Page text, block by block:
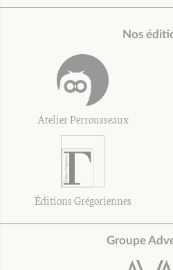
Nos
Atelier Perrousseaux
Éditions Grégoriennes
Groupe